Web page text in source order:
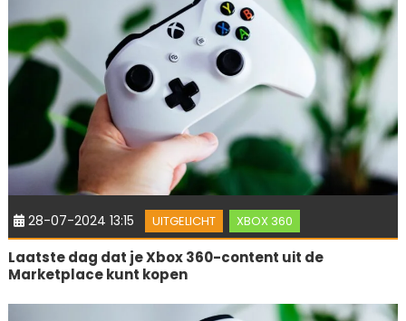
28-07-2024 13:15 UITGELICHT XBOX 360
Laatste dag dat je Xbox 360-content uit de
Marketplace kunt kopen